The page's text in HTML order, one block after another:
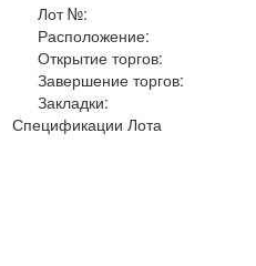
Лот №:
Расположение:
Открытие торгов:
Завершение торгов:
Закладки:
Спецификации Лота